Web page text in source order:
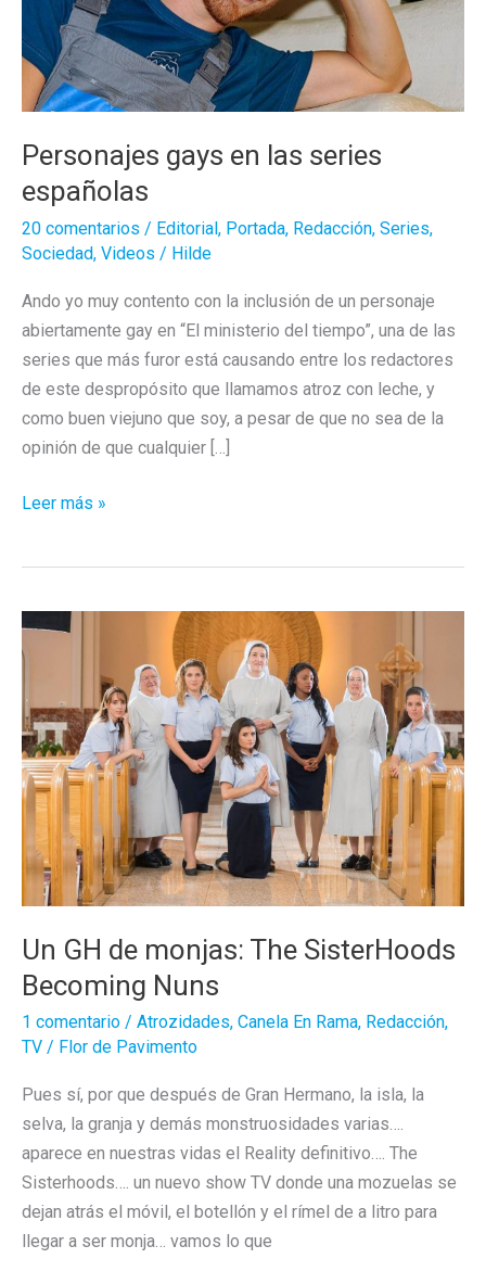
Personajes gays en las series
españolas
20 comentarios / Editorial, Portada, Redacción, Series,
Sociedad, Videos / Hilde
Ando yo muy contento con la inclusión de un personaje
abiertamente gay en “El ministerio del tiempo”, una de las
series que más furor está causando entre los redactores
de este despropósito que llamamos atroz con leche, y
como buen viejuno que soy, a pesar de que no sea de la
opinión de que cualquier […]
Personajes
españolas
Leer más »
Un GH de monjas: The SisterHoods
Becoming Nuns
1 comentario / Atrozidades, Canela En Rama, Redacción,
TV / Flor de Pavimento
Pues sí, por que después de Gran Hermano, la isla, la
selva, la granja y demás monstruosidades varias….
aparece en nuestras vidas el Reality definitivo…. The
Sisterhoods…. un nuevo show TV donde una mozuelas se
dejan atrás el móvil, el botellón y el rímel de a litro para
llegar a ser monja… vamos lo que